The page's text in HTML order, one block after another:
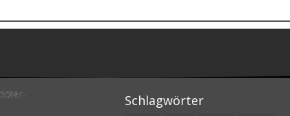
Schlagwörter